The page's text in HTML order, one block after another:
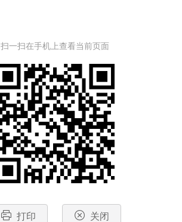
扫一扫在手机上查看当前页面
打印 关闭